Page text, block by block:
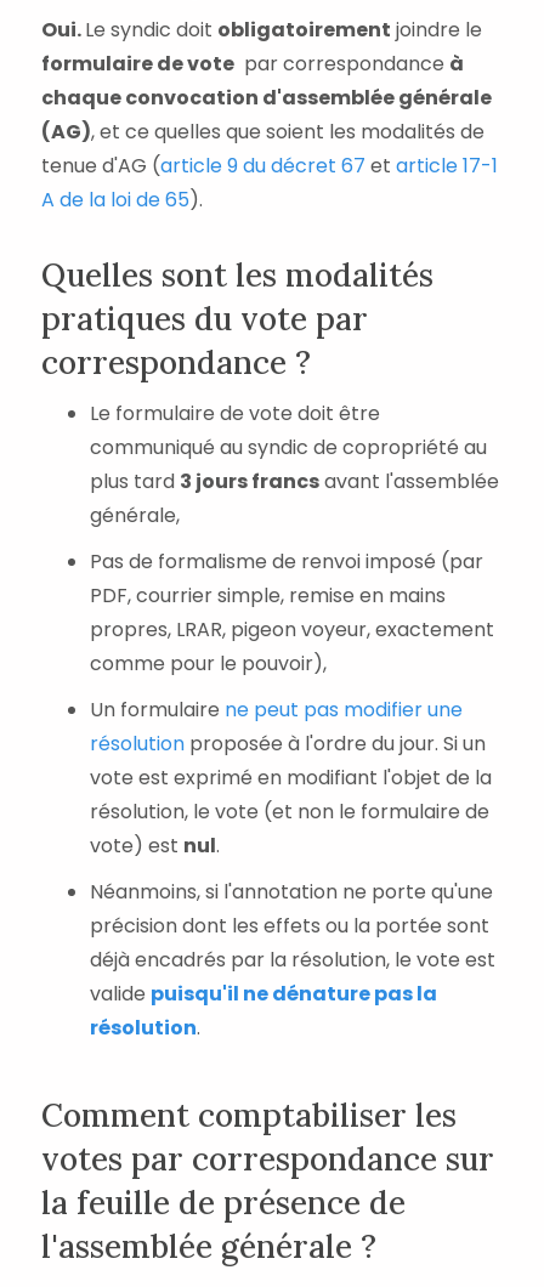
Oui.Le syndic doit obligatoirement joindre le
formulaire de votepar correspondance à
chaque convocation d'assemblée générale
(AG), et ce quelles que soient les modalités de
tenue d'AG (article 9 du décret 67 et article 17-1
A de la loi de 65).
Quelles sont les modalités
pratiques du vote par
correspondance ?
Le formulaire de vote doit être
communiqué au syndic de copropriété au
plus tard 3 jours francsavant l'assemblée
générale,
Pas de formalisme de renvoi imposé (par
PDF, courrier simple, remise en mains
propres, LRAR, pigeon voyeur, exactement
comme pour le pouvoir),
Un formulaire ne peut pas modifier une
résolutionproposée à l'ordre du jour. Si un
vote est exprimé en modifiant l'objet de la
résolution, le vote (et non le formulaire de
vote) est nul.
Néanmoins, si l'annotation ne porte qu'une
précision dont les effets ou la portée sont
déjà encadrés par la résolution, le vote est
valide puisqu'il ne dénature pas la
résolution.
Comment comptabiliser les
votes par correspondance sur
la feuille de présence de
l'assemblée générale ?